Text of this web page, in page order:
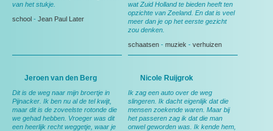
van het stukje.
school - Jean Paul Later
wat Zuid Holland te bieden heeft ten
opzichte van Zeeland. En dat is veel
meer dan je op het eerste gezicht
zou denken.
schaatsen - muziek - verhuizen
Jeroen van den Berg
Dit is de weg naar mijn broertje in
Pijnacker. Ik ben nu al de tel kwijt,
maar dit is de zoveelste rotonde die
we gehad hebben. Vroeger was dit
een heerlijk recht weggetje, waar je
Nicole Ruijgrok
Ik zag een auto over de weg
slingeren. Ik dacht eigenlijk dat die
mensen zoekende waren. Maar bij
het passeren zag ik dat die man
onwel geworden was. Ik kende hem,